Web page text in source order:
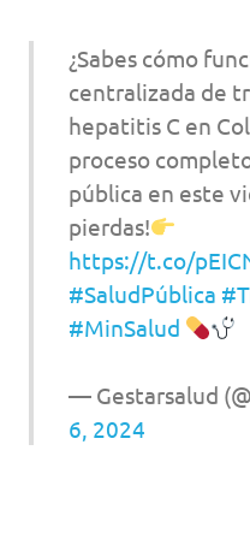
¿Sabes cómo
centralizada de
hepatitis C en
proceso
pública en este
pierdas!
https://t.co/
#SaludPública
#MinSalud
— Gestarsalud
6, 2024